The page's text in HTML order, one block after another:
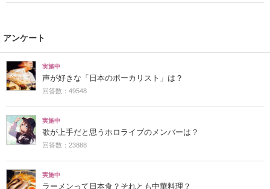
アンケート
実施中
声が好きな「日本のボーカリスト」は？
回答数：49548
実施中
歌が上手だと思うホロライブのメンバーは？
回答数：23888
実施中
ラーメンって日本食？それとも中華料理？